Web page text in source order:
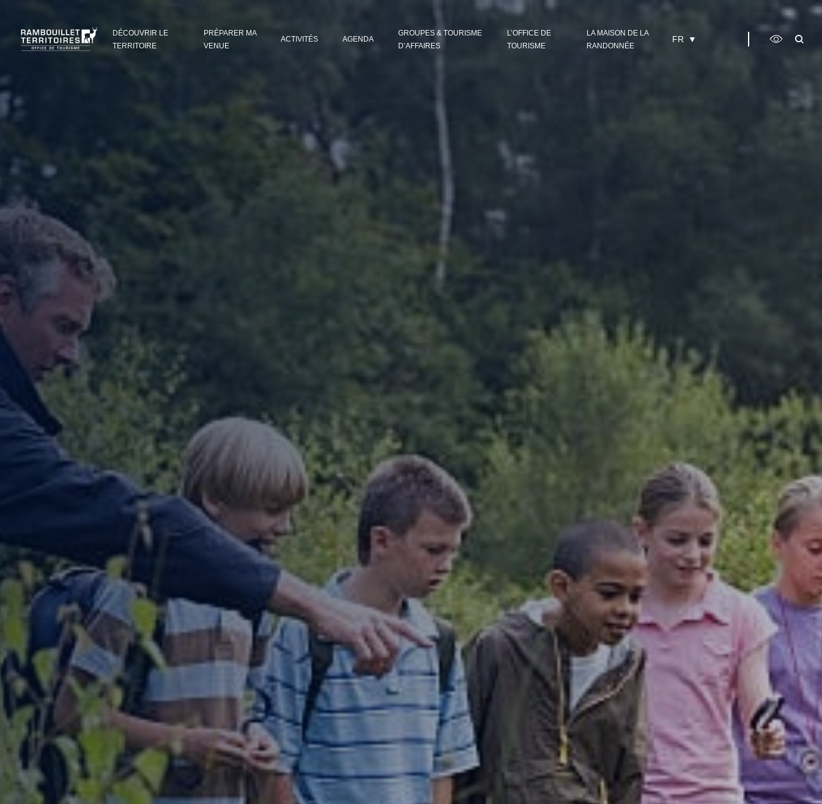
DÉCOUVRIR LE
TERRITOIRE
PRÉPARER MA
VENUE
ACTIVITÉS AGENDA
GROUPES & TOURISME
D’AFFAIRES
L’OFFICE DE
TOURISME
LA MAISON DE LA
RANDONNÉE
FR